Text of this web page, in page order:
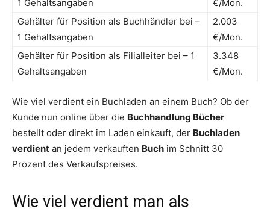
1 Gehaltsangaben
€/Mon.
Gehälter für Position als Buchhändler bei –
1 Gehaltsangaben
2.003
€/Mon.
Gehälter für Position als Filialleiter bei – 1
Gehaltsangaben
3.348
€/Mon.
Wie viel verdient ein Buchladen an einem Buch? Ob der
Kunde nun online über die Buchhandlung Bücher
bestellt oder direkt im Laden einkauft, der Buchladen
verdient an jedem verkauften Buch im Schnitt 30
Prozent des Verkaufspreises.
Wie viel verdient man als